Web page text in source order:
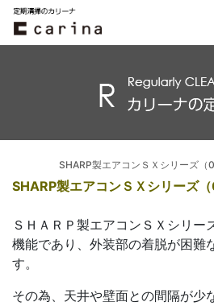
SHARP製エアコンＳＸシリーズ（
SHARP製エアコンＳＸシリーズ
ＳＨＡＲＰ製エアコンＳＸシリー
機能であり、外装部の着脱が困難
す。
その為、天井や壁面との間隔が少